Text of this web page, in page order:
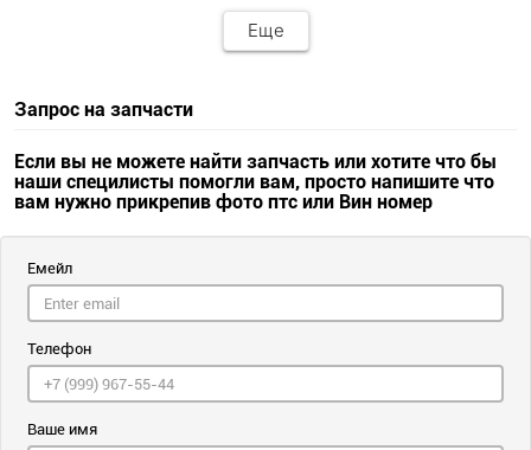
Еще
Запрос на запчасти
Если вы не можете найти запчасть или хотите что бы
наши специлисты помогли вам, просто напишите что
вам нужно прикрепив фото птс или Вин номер
Емейл
Телефон
Ваше имя